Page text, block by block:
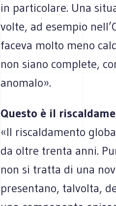
in particolare. Una
volte, ad esempio
faceva molto meno
non siano complete,
anomalo».
Questo è il
«Il riscaldamento
da oltre trenta anni.
non si tratta di una
presentano, talvolta,